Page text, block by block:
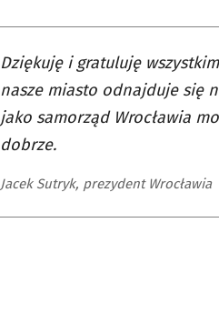
Dziękuję i gratuluję
nasze miasto odnajduje się
jako samorząd Wrocławia
dobrze.
Jacek Sutryk, prezydent Wrocławia